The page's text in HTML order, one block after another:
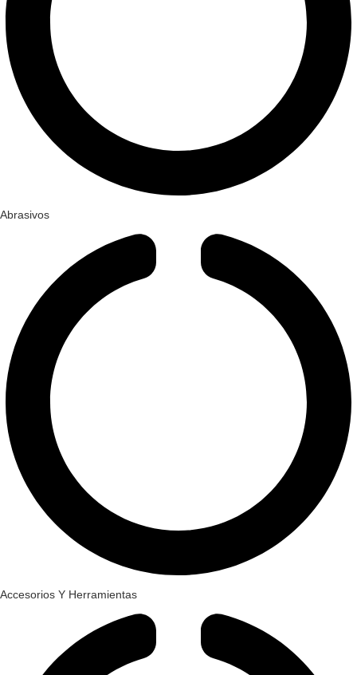
Abrasivos
Accesorios Y Herramientas